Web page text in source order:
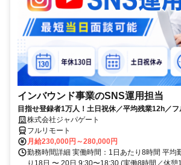
インバウンド事業のSNS運用担当
目指せ登録者1万人！土日祝休／平均残業12h／フ
株式会社ジャパゲート
フルリモート
月給230,000円～280,000円
勤務時間詳細 実働時間：1日あたり8時間 平均
り18日 〜 20日 9:30〜18:30 (実働8時間／休